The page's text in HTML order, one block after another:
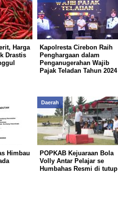
Harga
Drastis
Kapolresta Cirebon Raih
Penghargaan dalam
Penganugerahan Wajib
Pajak Teladan Tahun 2024
Himbau
Daerah
POPKAB Kejuaraan Bola
Volly Antar Pelajar se
Humbahas Resmi di tutup